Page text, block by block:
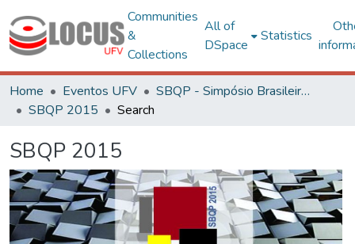
Communities
&
Collections
All of
DSpace
Statistics
Home Eventos UFV
SBQP - Simpósio Brasileiro de Qualidade do Projeto no Ambiente Construído
SBQP 2015
Search
SBQP 2015